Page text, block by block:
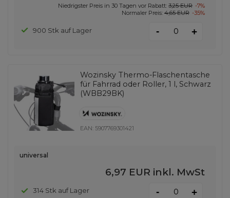
Niedrigster Preis in 30 Tagen vor Rabatt: 3,25 EUR -7%
Normaler Preis: 4,65 EUR -35%
900 Stk auf Lager - +
Wozinsky Thermo-Flaschentasche
für Fahrrad oder Roller, 1 l, Schwarz
(WBB29BK)
EAN: 5907769301421
universal
6,97 EUR inkl. MwSt
314 Stk auf Lager - +